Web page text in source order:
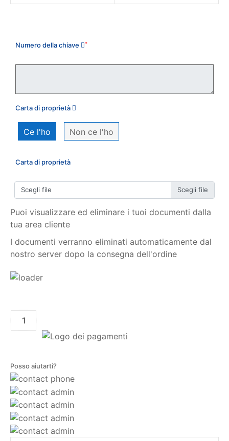
Numero della chiave *
Carta di proprietà
Ce l'ho Non ce l'ho
Carta di proprietà
Scegli file
Puoi visualizzare ed eliminare i tuoi documenti dalla
tua area cliente
I documenti verranno eliminati automaticamente dal
nostro server dopo la consegna dell'ordine
Posso aiutarti?